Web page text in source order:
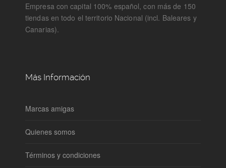
Empresa con capital 100% español, con más de 150
tiendas en todo el territorio Nacional (incl. Baleares y
Canarias).
Más Información
Marcas amigas
Quienes somos
Términos y condiciones